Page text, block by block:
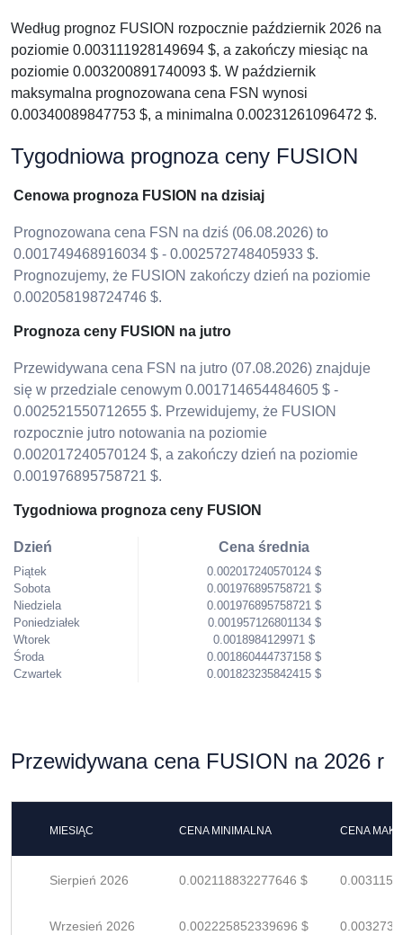
Według prognoz FUSION rozpocznie październik 2026 na
poziomie 0.003111928149694 $, a zakończy miesiąc na
poziomie 0.003200891740093 $. W październik
maksymalna prognozowana cena FSN wynosi
0.00340089847753 $, a minimalna 0.00231261096472 $.
Tygodniowa prognoza ceny FUSION
Cenowa prognoza FUSION na dzisiaj
Prognozowana cena FSN na dziś (06.08.2026) to
0.001749468916034 $ - 0.002572748405933 $.
Prognozujemy, że FUSION zakończy dzień na poziomie
0.002058198724746 $.
Prognoza ceny FUSION na jutro
Przewidywana cena FSN na jutro (07.08.2026) znajduje
się w przedziale cenowym 0.001714654484605 $ -
0.002521550712655 $. Przewidujemy, że FUSION
rozpocznie jutro notowania na poziomie
0.002017240570124 $, a zakończy dzień na poziomie
0.001976895758721 $.
Tygodniowa prognoza ceny FUSION
Dzień
Piątek
Sobota
Niedziela
Poniedziałek
Wtorek
Środa
Czwartek
Cena średnia
0.002017240570124 $
0.001976895758721 $
0.001976895758721 $
0.001957126801134 $
0.0018984129971 $
0.001860444737158 $
0.001823235842415 $
Przewidywana cena FUSION na 2026 r
MIESIĄC CENA MINIMALNA CENA
Sierpień 2026 0.002118832277646 $
Wrzesień 2026 0.002225852339696 $